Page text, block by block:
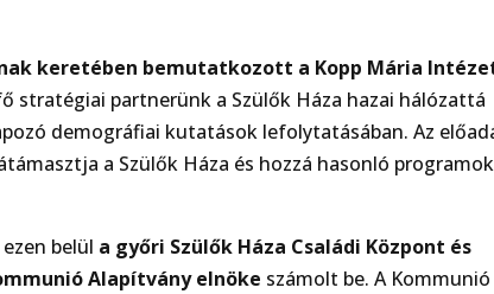
keretében bemutatkozott a Kopp Mária
stratégiai partnerünk a Szülők Háza hazai hálózattá
demográfiai kutatások lefolytatásában. Az
a Szülők Háza és hozzá hasonló programok
belül a győri Szülők Háza Családi Központ és
Alapítvány elnöke számolt be. A Kommunió